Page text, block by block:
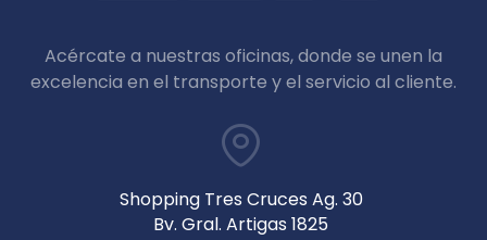
Acércate a nuestras oficinas, donde se unen la
excelencia en el transporte y el servicio al cliente.
Shopping Tres Cruces Ag. 30
Bv. Gral. Artigas 1825